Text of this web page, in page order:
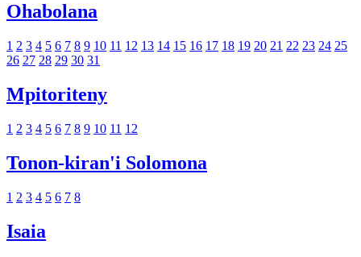
Ohabolana
1 2 3 4 5 6 7 8 9 10 11 12 13 14 15 16 17 18 19 20 21 22 23 24 25
26 27 28 29 30 31
Mpitoriteny
1 2 3 4 5 6 7 8 9 10 11 12
Tonon-kiran'i Solomona
1 2 3 4 5 6 7 8
Isaia